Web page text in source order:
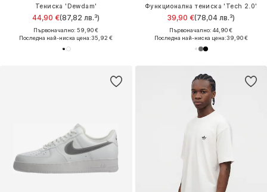
Тениска 'Dewdam'
44,90 €(87,82 лв.³)
Първоначално: 59,90 €
Последна най-ниска цена:35,92 €
Функционална тениска 'Tech 2.0'
39,90 €(78,04 лв.³)
Първоначално: 44,90 €
Последна най-ниска цена:39,90 €